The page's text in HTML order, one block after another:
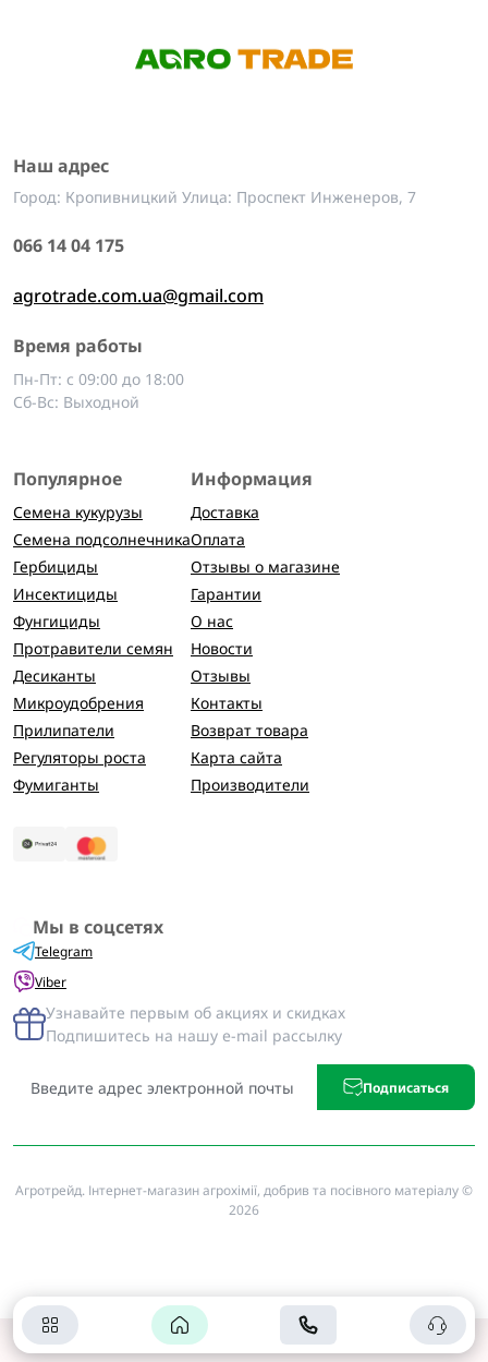
Наш адрес
Город: Кропивницкий Улица: Проспект Инженеров, 7
066 14 04 175
agrotrade.com.ua@gmail.com
Время работы
Пн-Пт: с 09:00 до 18:00
Сб-Вс: Выходной
Популярное
Семена кукурузы
Семена подсолнечника
Гербициды
Инсектициды
Фунгициды
Протравители семян
Десиканты
Микроудобрения
Прилипатели
Регуляторы роста
Фумиганты
Информация
Доставка
Оплата
Отзывы о магазине
Гарантии
О нас
Новости
Отзывы
Контакты
Возврат товара
Карта сайта
Производители
Мы в соцсетях
Telegram
Viber
Узнавайте первым об акциях и скидках
Подпишитесь на нашу e-mail рассылку
Подписаться
Агротрейд. Інтернет-магазин агрохімії, добрив та посівного матеріалу ©
2026